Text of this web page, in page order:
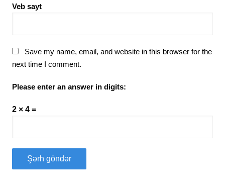
Veb sayt
Save my name, email, and website in this browser for the
next time I comment.
Please enter an answer in digits:
2 × 4 =